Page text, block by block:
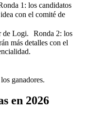
1: los candidatos
con el comité de
de Logi. Ronda 2: los
más detalles con el
ganadores.
en 2026